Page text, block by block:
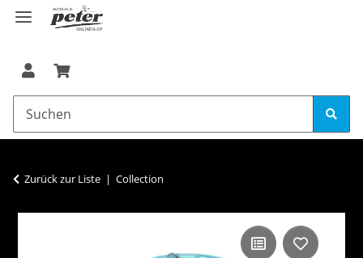
Zurück zur Liste Collection